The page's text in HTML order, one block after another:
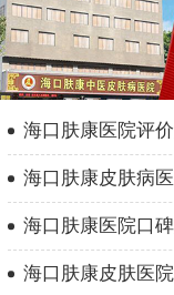
海口肤康医院评
海口肤康皮肤病
海口肤康医院口
海口肤康皮肤医